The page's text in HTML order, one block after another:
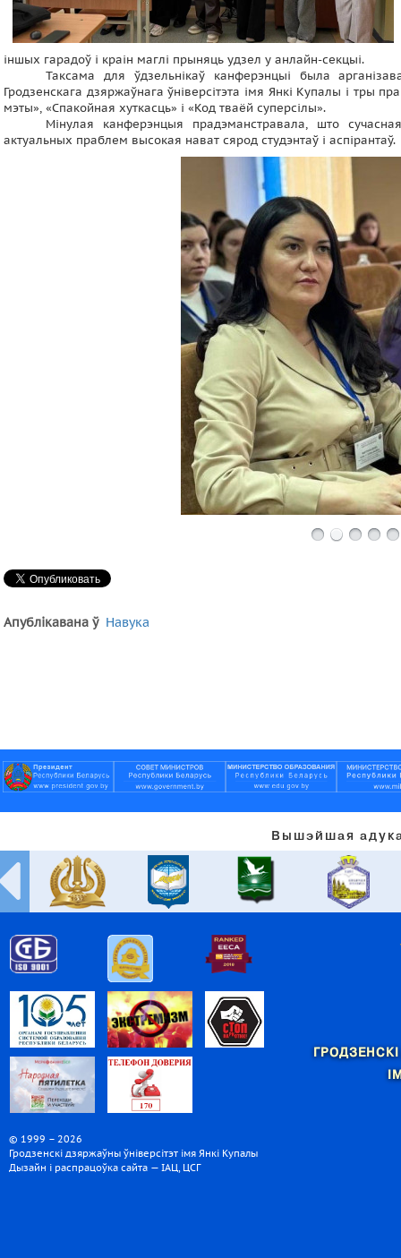
іншых гарадоў і краін маглі прыняць удзел у анлайн-секцыі.
Таксама для ўдзельнікаў канферэнцыі была
Гродзенскага дзяржаўнага ўніверсітэта імя Янкі Купалы і тры
мэты», «Спакойная хуткасць» і «Код тваёй суперсілы».
Мінулая канферэнцыя прадэманстравала, што
актуальных праблем высокая нават сярод студэнтаў і аспірантаў.
Апублікавана ў Навука
Вышэйшая
© 1999 – 2026
Гродзенскі дзяржаўны ўніверсітэт імя Янкі Купалы
Дызайн і распрацоўка сайта — ІАЦ, ЦСГ